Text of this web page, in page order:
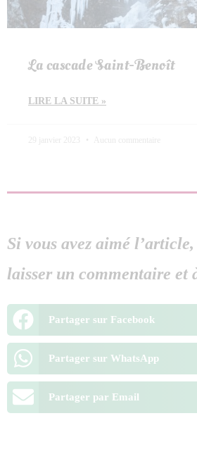
La cascade Saint-Benoît
LIRE LA SUITE »
29 janvier 2023
Si vous avez aimé l’article,
laisser un commentaire et
Partager sur Facebook
Partager sur WhatsApp
Partager par Email